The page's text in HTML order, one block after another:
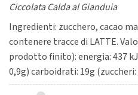
Ciccolata Calda al Gianduia
Ingredienti: zucchero, cacao
contenere tracce di LATTE.
prodotto finito): energia: 437
0,9g) carboidrati: 19g